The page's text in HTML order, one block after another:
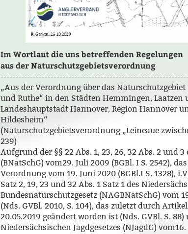
Im Wortlaut die uns betreffenden Regelungen
aus der Naturschutzgebietsverordnung
„Aus der Verordnung über das
und Ruthe“ in den Städten Hemmingen, Laatzen
Landeshauptstadt Hannover, Region Hannover
Hildesheim“
(Naturschutzgebietsverordnung „Leineaue
239)
Aufgrund der §§ 22 Abs. 1, 23, 26, 32 Abs. 2 und
(BNatSchG) vom29. Juli 2009 (BGBl. I S. 2542),
Verordnung vom 19. Juni 2020 (BGBl.I S. 1328),
Satz 2, 19, 23 und 32 Abs. 1 Satz 1 des
Bundesnaturschutzgesetz (NAGBNatSchG) vom
(Nds. GVBl. 2010, S. 104), das zuletzt durch
20.05.2019 geändert worden ist (Nds. GVBl. S. 88)
Niedersächsischen Jagdgesetzes (NJagdG)